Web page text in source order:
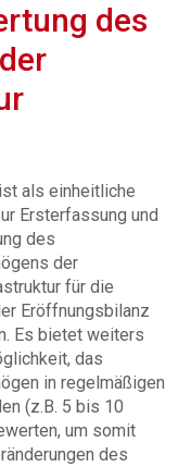
des
als einheitliche
Ersterfassung und
des
der
für die
Eröffnungsbilanz
Es bietet weiters
das
in regelmäßigen
(z.B. 5 bis 10
um somit
des